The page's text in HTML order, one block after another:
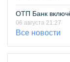
ОТП Банк
06 августа 21:27
Все новости